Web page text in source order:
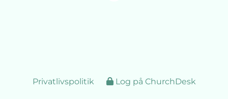
Privatlivspolitik Log på ChurchDesk